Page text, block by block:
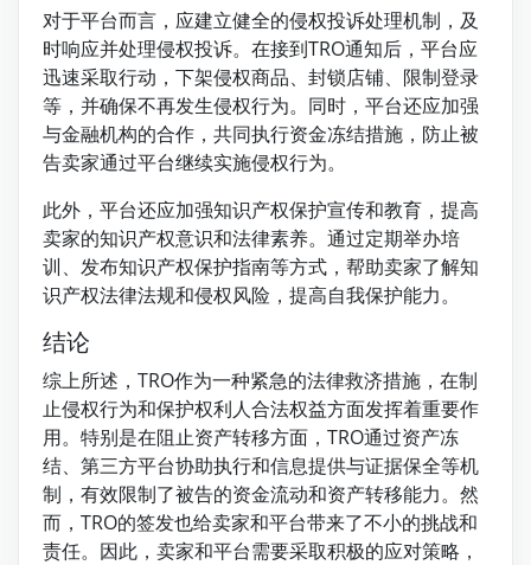
对于平台而言，应建立健全的侵权投诉处理机制，及
时响应并处理侵权投诉。在接到TRO通知后，平台应
迅速采取行动，下架侵权商品、封锁店铺、限制登录
等，并确保不再发生侵权行为。同时，平台还应加强
与金融机构的合作，共同执行资金冻结措施，防止被
告卖家通过平台继续实施侵权行为。
此外，平台还应加强知识产权保护宣传和教育，提高
卖家的知识产权意识和法律素养。通过定期举办培
训、发布知识产权保护指南等方式，帮助卖家了解知
识产权法律法规和侵权风险，提高自我保护能力。
结论
综上所述，TRO作为一种紧急的法律救济措施，在制
止侵权行为和保护权利人合法权益方面发挥着重要作
用。特别是在阻止资产转移方面，TRO通过资产冻
结、第三方平台协助执行和信息提供与证据保全等机
制，有效限制了被告的资金流动和资产转移能力。然
而，TRO的签发也给卖家和平台带来了不小的挑战和
责任。因此，卖家和平台需要采取积极的应对策略，